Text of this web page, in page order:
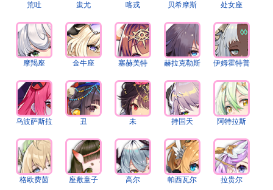
荒吐 蚩尤 喀戎 贝希摩斯 处女座
摩羯座 金牛座 塞赫美特 赫拉克勒斯 伊姆霍特普
乌波萨斯拉 丑 未 持国天 阿特拉斯
格欧费茵 座敷童子 高尔 帕西瓦尔 拉贵尔